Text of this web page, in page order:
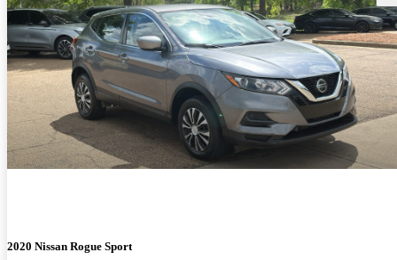
2020 Nissan Rogue Sport